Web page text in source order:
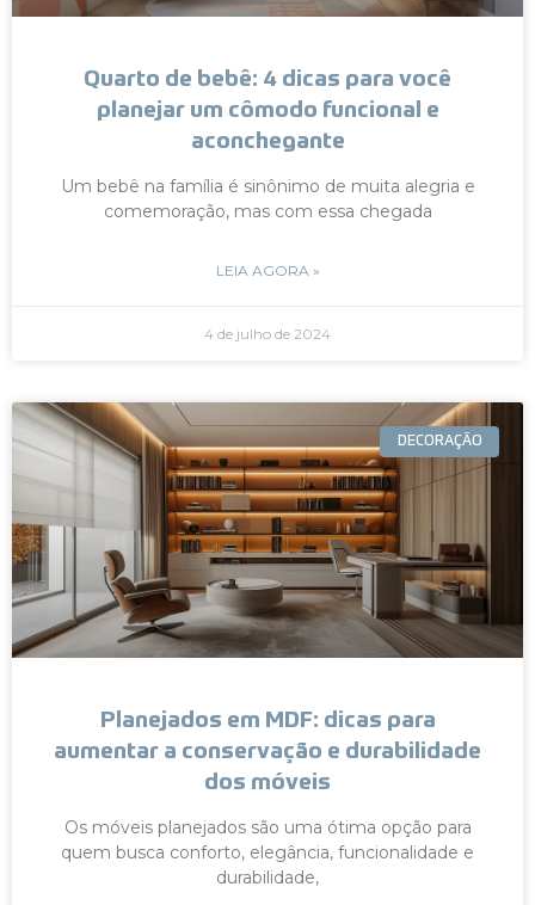
Quarto de bebê: 4 dicas para você
planejar um cômodo funcional e
aconchegante
Um bebê na família é sinônimo de muita alegria e
comemoração, mas com essa chegada
LEIA AGORA »
4 de julho de 2024
DECORAÇÃO
Planejados em MDF: dicas para
aumentar a conservação e durabilidade
dos móveis
Os móveis planejados são uma ótima opção para
quem busca conforto, elegância, funcionalidade e
durabilidade,